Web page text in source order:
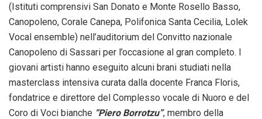
(Istituti comprensivi San Donato e Monte Rosello Basso,
Canopoleno, Corale Canepa, Polifonica Santa Cecilia, Lolek
Vocal ensemble) nell’auditorium del Convitto nazionale
Canopoleno di Sassari per l’occasione al gran completo. I
giovani artisti hanno eseguito alcuni brani studiati nella
masterclass intensiva curata dalla docente Franca Floris,
fondatrice e direttore del Complesso vocale di Nuoro e del
Coro di Voci bianche “Piero Borrotzu”, membro della